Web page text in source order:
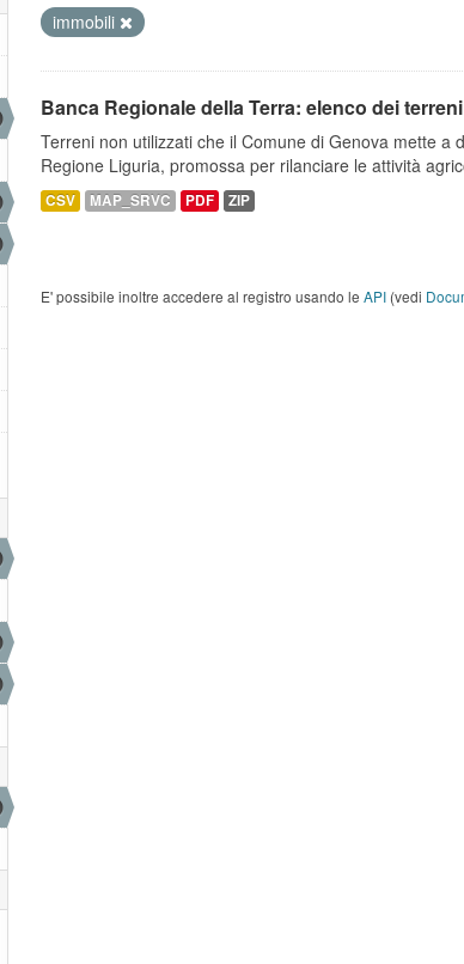
immobili
Banca Regionale della Terra: elenco dei
Terreni non utilizzati che il Comune di Genova mette a
Regione Liguria, promossa per rilanciare le attività
CSV MAP_SRVC PDF ZIP
E' possibile inoltre accedere al registro usando le API (vedi